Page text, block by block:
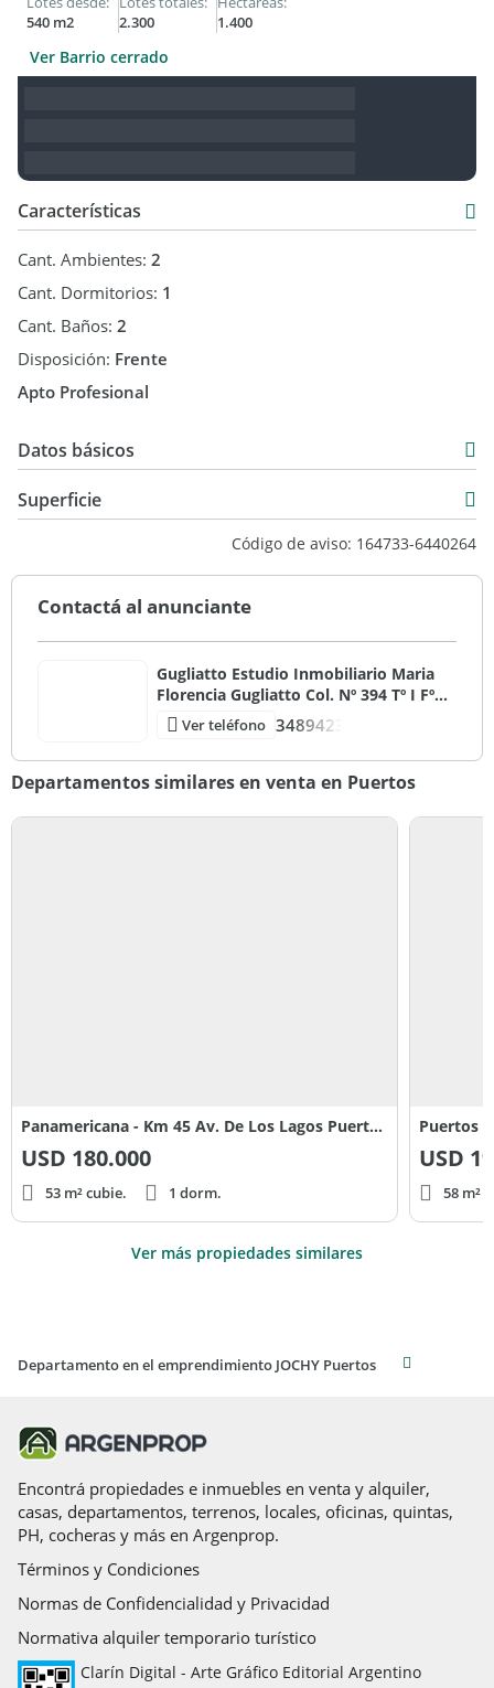
540 m2
2.300
1.400
Ver Barrio cerrado
Características
Cant. Ambientes: 2
Cant. Dormitorios: 1
Cant. Baños: 2
Disposición: Frente
Apto Profesional
Datos básicos
Venta
Superficie
58 m2
Código de aviso: 164733-6440264
Contactá al anunciante
Gugliatto Estudio Inmobiliario Maria
Florencia Gugliatto Col. Nº 394 Tº I Fº
132 CMZC / Mat. 3839 Tº I Fº 144
CUCICBA
Ver teléfono 3489423
Departamentos similares en venta en Puertos
Panamericana - Km 45 Av. De Los Lagos Puertos del Lago
USD 180.000
53 m² cubie. 1 dorm.
Puertos
USD
58 m²
Ver más propiedades similares
Departamento en el emprendimiento JOCHY Puertos
Encontrá propiedades e inmuebles en venta y alquiler,
casas, departamentos, terrenos, locales, oficinas, quintas,
PH, cocheras y más en Argenprop.
Términos y Condiciones
Normas de Confidencialidad y Privacidad
Normativa alquiler temporario turístico
Clarín Digital - Arte Gráfico Editorial Argentino